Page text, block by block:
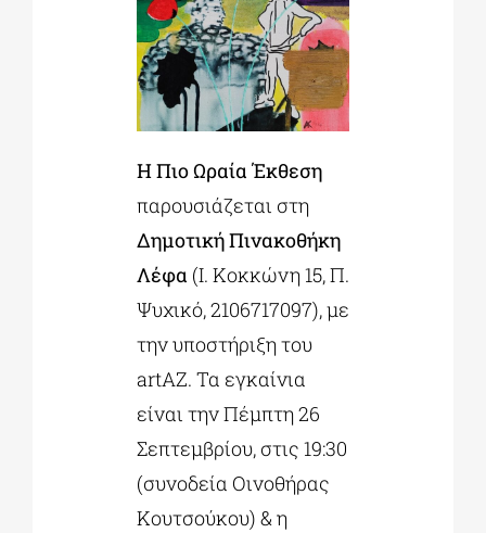
Η Πιο Ωραία Έκθεση
παρουσιάζεται στη
Δημοτική Πινακοθήκη
Λέφα (Ι. Κοκκώνη 15, Π.
Ψυχικό, 2106717097), με
την υποστήριξη του
artAZ. Τα εγκαίνια
είναι την Πέμπτη 26
Σεπτεμβρίου, στις 19:30
(συνοδεία Οινοθήρας
Κουτσούκου) & η